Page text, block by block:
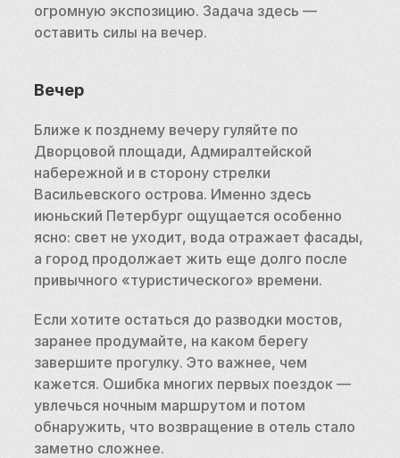
огромную экспозицию. Задача здесь —
оставить силы на вечер.
Вечер
Ближе к позднему вечеру гуляйте по
Дворцовой площади, Адмиралтейской
набережной и в сторону стрелки
Васильевского острова. Именно здесь
июньский Петербург ощущается особенно
ясно: свет не уходит, вода отражает фасады,
а город продолжает жить еще долго после
привычного «туристического» времени.
Если хотите остаться до разводки мостов,
заранее продумайте, на каком берегу
завершите прогулку. Это важнее, чем
кажется. Ошибка многих первых поездок —
увлечься ночным маршрутом и потом
обнаружить, что возвращение в отель стало
заметно сложнее.